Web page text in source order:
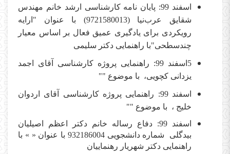
اسفند 99: پایان نامه کارشناسی ارشد خانم مهندس
شقایق عرب‌نیا (9721580013) با عنوان "ارایه
رویکردی برای یادگیری عمیق فعال بر اساس معیار
چندسطحی"با راهنمایی دکتر سلیمی
5اسفند 99: راهنمایی پروژه کارشناسی آقای اجمد
یزدانی کچویی، با موضوع ""
اسفند 99: راهنمایی پروژه کارشناسی آقای اردوان
خلیج ، با موضوع ""
اسفند 99: دفاع رساله خانم دکتر اعظم اصیلیان
بیدگلی شماره دانشجویی 932186004 با عنوان « » با
راهنمایی دکتر شهریار رهنماییان